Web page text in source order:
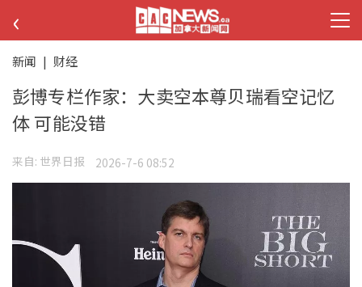
‹
新闻 | 财经
彭博专栏作家：大卖空本尊贝瑞看空记忆
体 可能没错
来自: 世界日报 2026-7-6 08:52